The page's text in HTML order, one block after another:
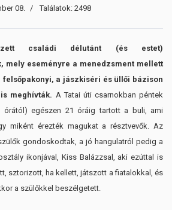
08. Találatok: 2498
családi délutánt (és estet)
mely eseményre a menedzsment mellett
felsőpakonyi, a jászkiséri és üllői bázison
meghívták. A Tatai úti csarnokban péntek
órától) egészen 21 óráig tartott a buli, ami
miként érezték magukat a résztvevők. Az
gondoskodtak, a jó hangulatról pedig a
ikonjával, Kiss Balázzsal, aki ezúttal is
sztorizott, ha kellett, játszott a fiatalokkal, és
a szülőkkel beszélgetett.